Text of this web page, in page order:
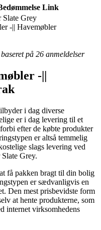
Link
Slate Grey
-|| Havemøbler
på 26 anmeldelser
-||
i dag diverse
er i dag levering til et
efter de købte produkter
er altså temmelig
slags levering ved
Grey.
få pakken bragt til din bolig
er sædvanligvis en
Den mest prisbevidste form
at hente produkterne, som
internet virksomhedens